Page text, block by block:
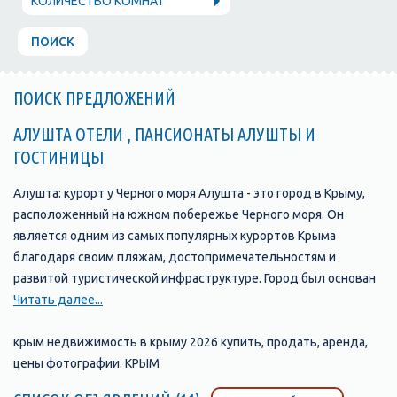
ПОИСК
ПОИСК ПРЕДЛОЖЕНИЙ
АЛУШТА ОТЕЛИ , ПАНСИОНАТЫ АЛУШТЫ И
ГОСТИНИЦЫ
Алушта: курорт у Черного моря Алушта - это город в Крыму,
расположенный на южном побережье Черного моря. Он
является одним из самых популярных курортов Крыма
благодаря своим пляжам, достопримечательностям и
развитой туристической инфраструктуре. Город был основан
в 1837 году и с тех пор стал одним из главных туристических
пансионатов, санаториев и гостевых домов, которые
предлагают своим гостям комфортабельные номера и
широкий выбор услуг. Одной из главных
Читать далее...
крым недвижимость в крыму 2026 купить, продать, аренда,
цены фотографии. КРЫМ